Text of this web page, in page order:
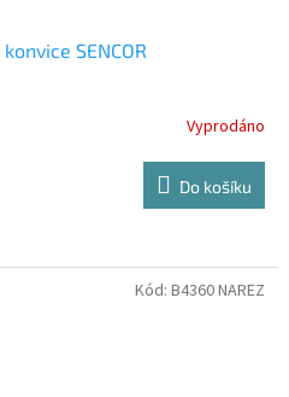
konvice SENCOR
Vyprodáno
Do košíku
Kód: B4360 NAREZ